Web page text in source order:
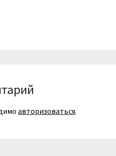
авторизоваться.